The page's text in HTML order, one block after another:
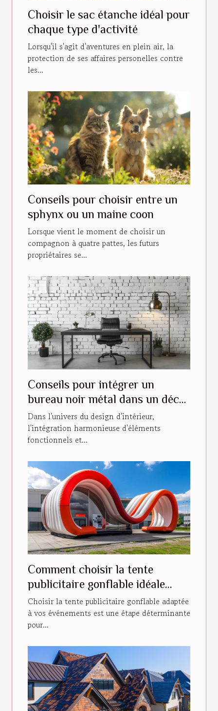
Choisir le sac étanche idéal pour
chaque type d'activité
Lorsqu'il s'agit d'aventures en plein air, la
protection de ses affaires personelles contre
les...
Conseils pour choisir entre un
sphynx ou un maine coon
Lorsque vient le moment de choisir un
compagnon à quatre pattes, les futurs
propriétaires se...
Conseils pour intégrer un
bureau noir métal dans un décor
moderne
Dans l'univers du design d'intérieur,
l'intégration harmonieuse d'éléments
fonctionnels et...
Comment choisir la tente
publicitaire gonflable idéale
pour vos événements
Choisir la tente publicitaire gonflable adaptée
à vos événements est une étape déterminante
pour...